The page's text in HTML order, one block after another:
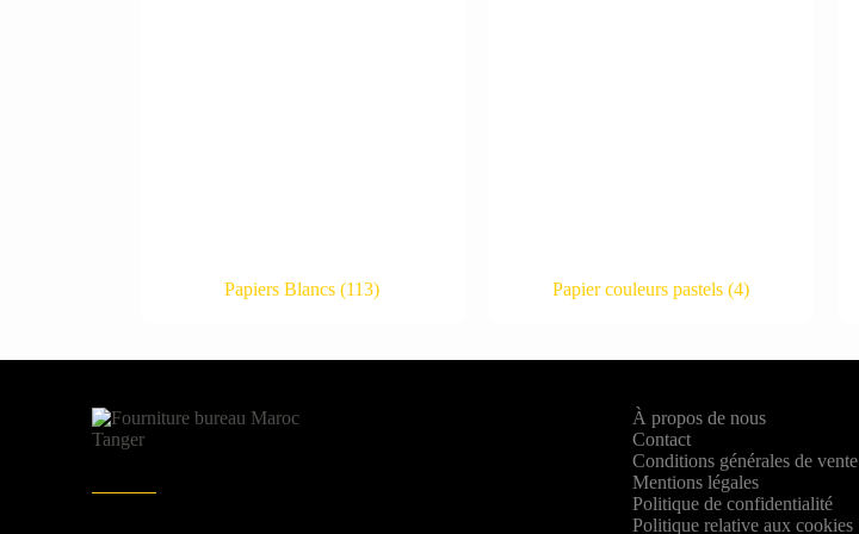
Papiers Blancs(113) Papier couleurs pastels(4)
À propos de nous
Contact
Conditions générales de vente
Mentions légales
Politique de confidentialité
Politique relative aux cookies